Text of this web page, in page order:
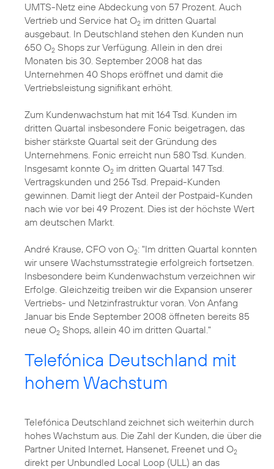
UMTS-Netz eine Abdeckung von 57 Prozent. Auch
Vertrieb und Service hat O2 im dritten Quartal
ausgebaut. In Deutschland stehen den Kunden nun
650 O2 Shops zur Verfügung. Allein in den drei
Monaten bis 30. September 2008 hat das
Unternehmen 40 Shops eröffnet und damit die
Vertriebsleistung signifikant erhöht.
Zum Kundenwachstum hat mit 164 Tsd. Kunden im
dritten Quartal insbesondere Fonic beigetragen, das
bisher stärkste Quartal seit der Gründung des
Unternehmens. Fonic erreicht nun 580 Tsd. Kunden.
Insgesamt konnte O2 im dritten Quartal 147 Tsd.
Vertragskunden und 256 Tsd. Prepaid-Kunden
gewinnen. Damit liegt der Anteil der Postpaid-Kunden
nach wie vor bei 49 Prozent. Dies ist der höchste Wert
am deutschen Markt.
André Krause, CFO von O2: "Im dritten Quartal konnten
wir unsere Wachstumsstrategie erfolgreich fortsetzen.
Insbesondere beim Kundenwachstum verzeichnen wir
Erfolge. Gleichzeitig treiben wir die Expansion unserer
Vertriebs- und Netzinfrastruktur voran. Von Anfang
Januar bis Ende September 2008 öffneten bereits 85
neue O2 Shops, allein 40 im dritten Quartal."
Telefónica Deutschland mit
hohem Wachstum
Telefónica Deutschland zeichnet sich weiterhin durch
hohes Wachstum aus. Die Zahl der Kunden, die über die
Partner United Internet, Hansenet, Freenet und O2
direkt per Unbundled Local Loop (ULL) an das